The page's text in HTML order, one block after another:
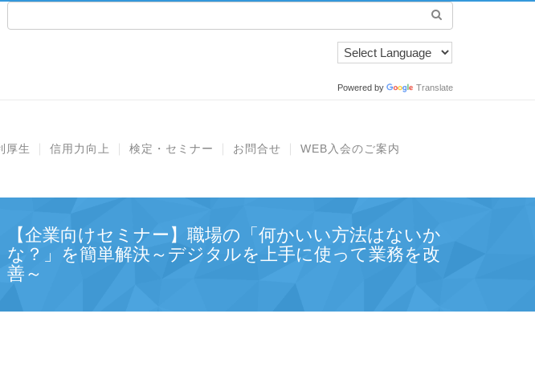
Powered by Translate
厚生 信用力向上 検定・セミナー お問合せ WEB入会のご案内
【企業向けセミナー】職場の「何かいい方法はないか
な？」を簡単解決～デジタルを上手に使って業務を改
善～